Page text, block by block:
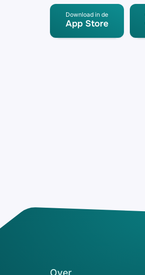
Download in de
App Store